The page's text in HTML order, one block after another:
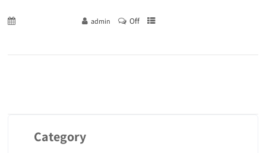
admin Off
Category